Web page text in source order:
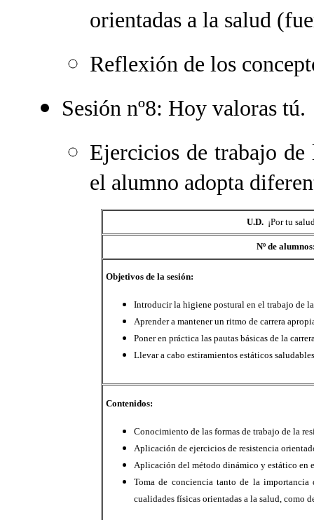
orientadas a la salud
Reflexión de los
Sesión nº8: Hoy valoras tú.
Ejercicios de trabajo de
el alumno adopta
U.D. ¡Por tu
Nº de
Objetivos de la sesión:
Introducir la higiene postural en el trabajo de
Aprender a mantener un ritmo de carrera
Poner en práctica las pautas básicas de la
Llevar a cabo estiramientos estáticos
Contenidos:
Conocimiento de las formas de trabajo de la
Aplicación de ejercicios de resistencia
Aplicación del método dinámico y estático
Toma de conciencia tanto de la importancia
cualidades físicas orientadas a la salud, como